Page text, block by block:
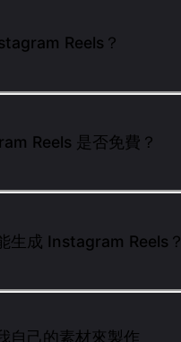
Reels？
Reels 是否免費？
生成 Instagram Reels？
自己的素材來製作